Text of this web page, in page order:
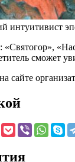
интуитивист
сможет
сайте